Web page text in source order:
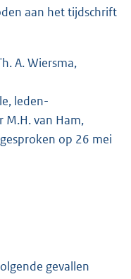
aan het tijdschrift
A. Wiersma,
leden-
M.H. van Ham,
op 26 mei
gevallen